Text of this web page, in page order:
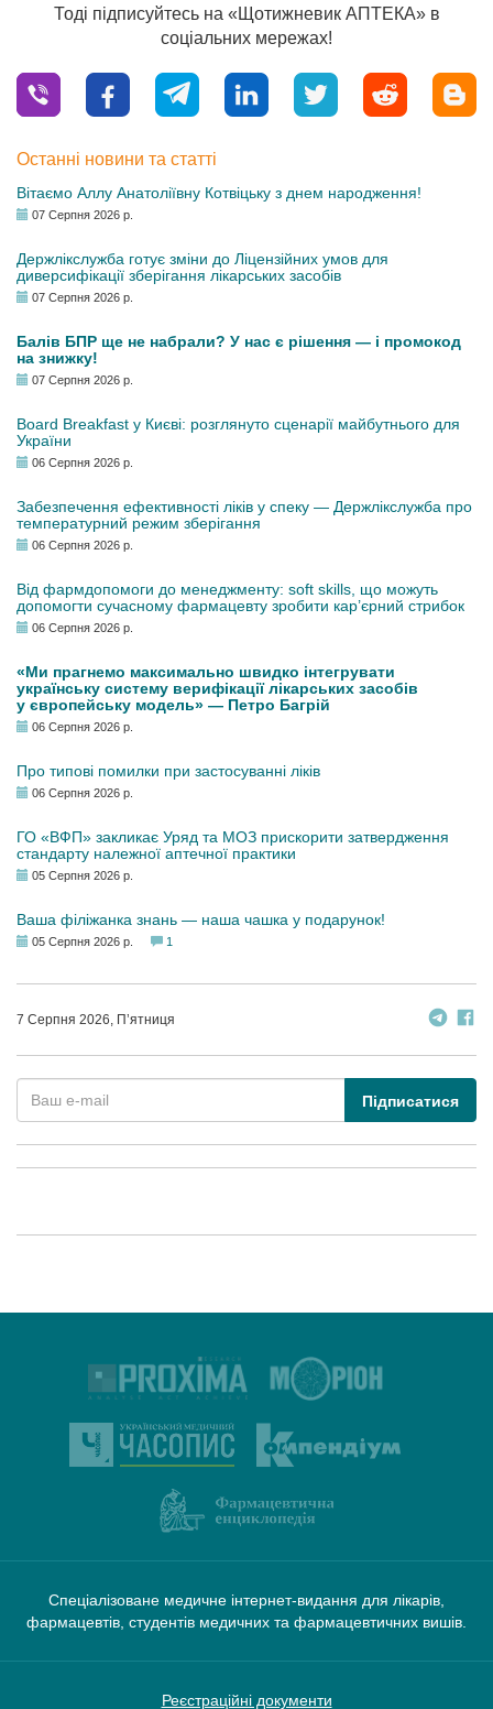
Тоді підписуйтесь на «Щотижневик АПТЕКА» в
соціальних мережах!
Останні новини та статті
Вітаємо Аллу Анатоліївну Котвіцьку з днем народження!
07 Серпня 2026 р.
Держлікслужба готує зміни до Ліцензійних умов для
диверсифікації зберігання лікарських засобів
07 Серпня 2026 р.
Балів БПР ще не набрали? У нас є рішення — і промокод
на знижку!
07 Серпня 2026 р.
Board Breakfast у Києві: розглянуто сценарії майбутнього для
України
06 Серпня 2026 р.
Забезпечення ефективності ліків у спеку — Держлікслужба про
температурний режим зберігання
06 Серпня 2026 р.
Від фармдопомоги до менеджменту: soft skills, що можуть
допомогти сучасному фармацевту зробити кар’єрний стрибок
06 Серпня 2026 р.
«Ми прагнемо максимально швидко інтегрувати
українську систему верифікації лікарських засобів
у європейську модель» — Петро Багрій
06 Серпня 2026 р.
Про типові помилки при застосуванні ліків
06 Серпня 2026 р.
ГО «ВФП» закликає Уряд та МОЗ прискорити затвердження
стандарту належної аптечної практики
05 Серпня 2026 р.
Ваша філіжанка знань — наша чашка у подарунок!
05 Серпня 2026 р. 1
7 Серпня 2026, П’ятниця
Підписатися
Спеціалізоване медичне інтернет-видання для лікарів,
фармацевтів, студентів медичних та фармацевтичних вишів.
Реєстраційні документи